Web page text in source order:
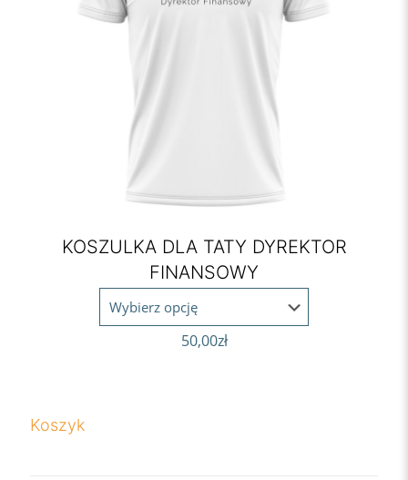
KOSZULKA DLA TATY DYREKTOR
FINANSOWY
50,00zł
Koszyk